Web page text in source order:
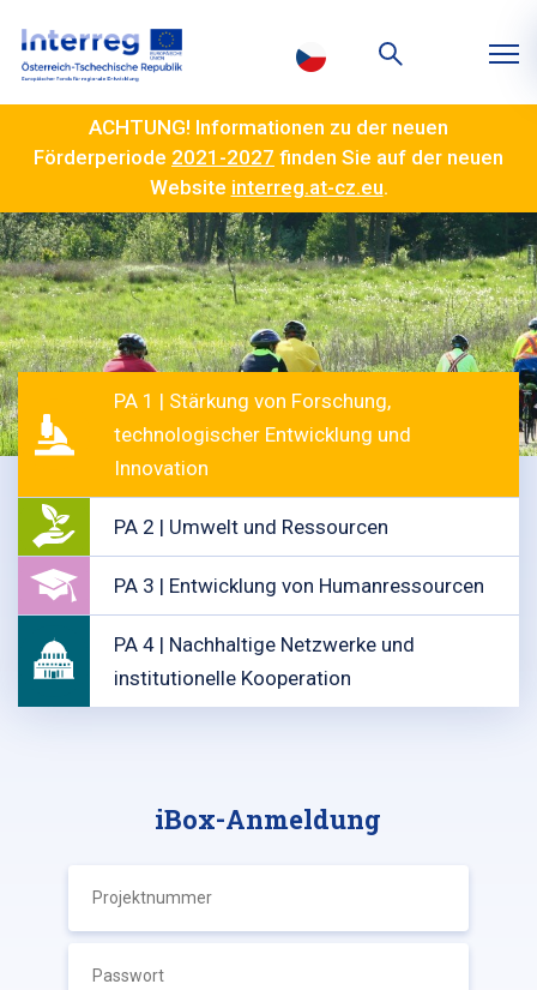
ACHTUNG! Informationen zu der neuen
Förderperiode 2021-2027 finden Sie auf der neuen
Website interreg.at-cz.eu.
PA 1 | Stärkung von Forschung,
technologischer Entwicklung und
Innovation
PA 2 | Umwelt und Ressourcen
PA 3 | Entwicklung von Humanressourcen
PA 4 | Nachhaltige Netzwerke und
institutionelle Kooperation
iBox-Anmeldung